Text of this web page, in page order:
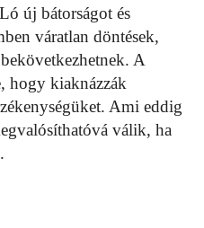
új bátorságot és
váratlan döntések,
A
hogy kiaknázzák
Ami eddig
válik, ha